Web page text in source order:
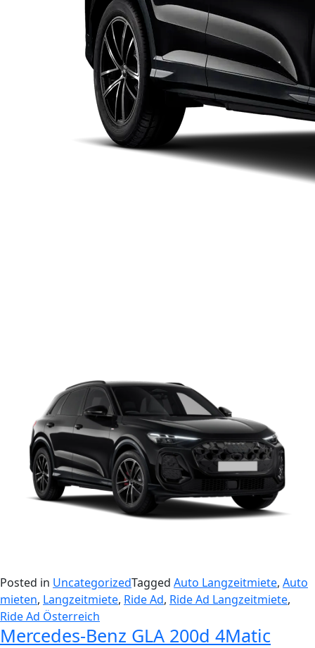
Posted in UncategorizedTagged Auto Langzeitmiete, Auto
mieten, Langzeitmiete, Ride Ad, Ride Ad Langzeitmiete,
Ride Ad Österreich
Mercedes-Benz GLA 200d 4Matic